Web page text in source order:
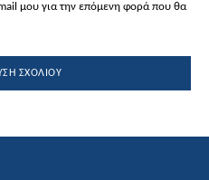
μου για την επόμενη φορά που θα